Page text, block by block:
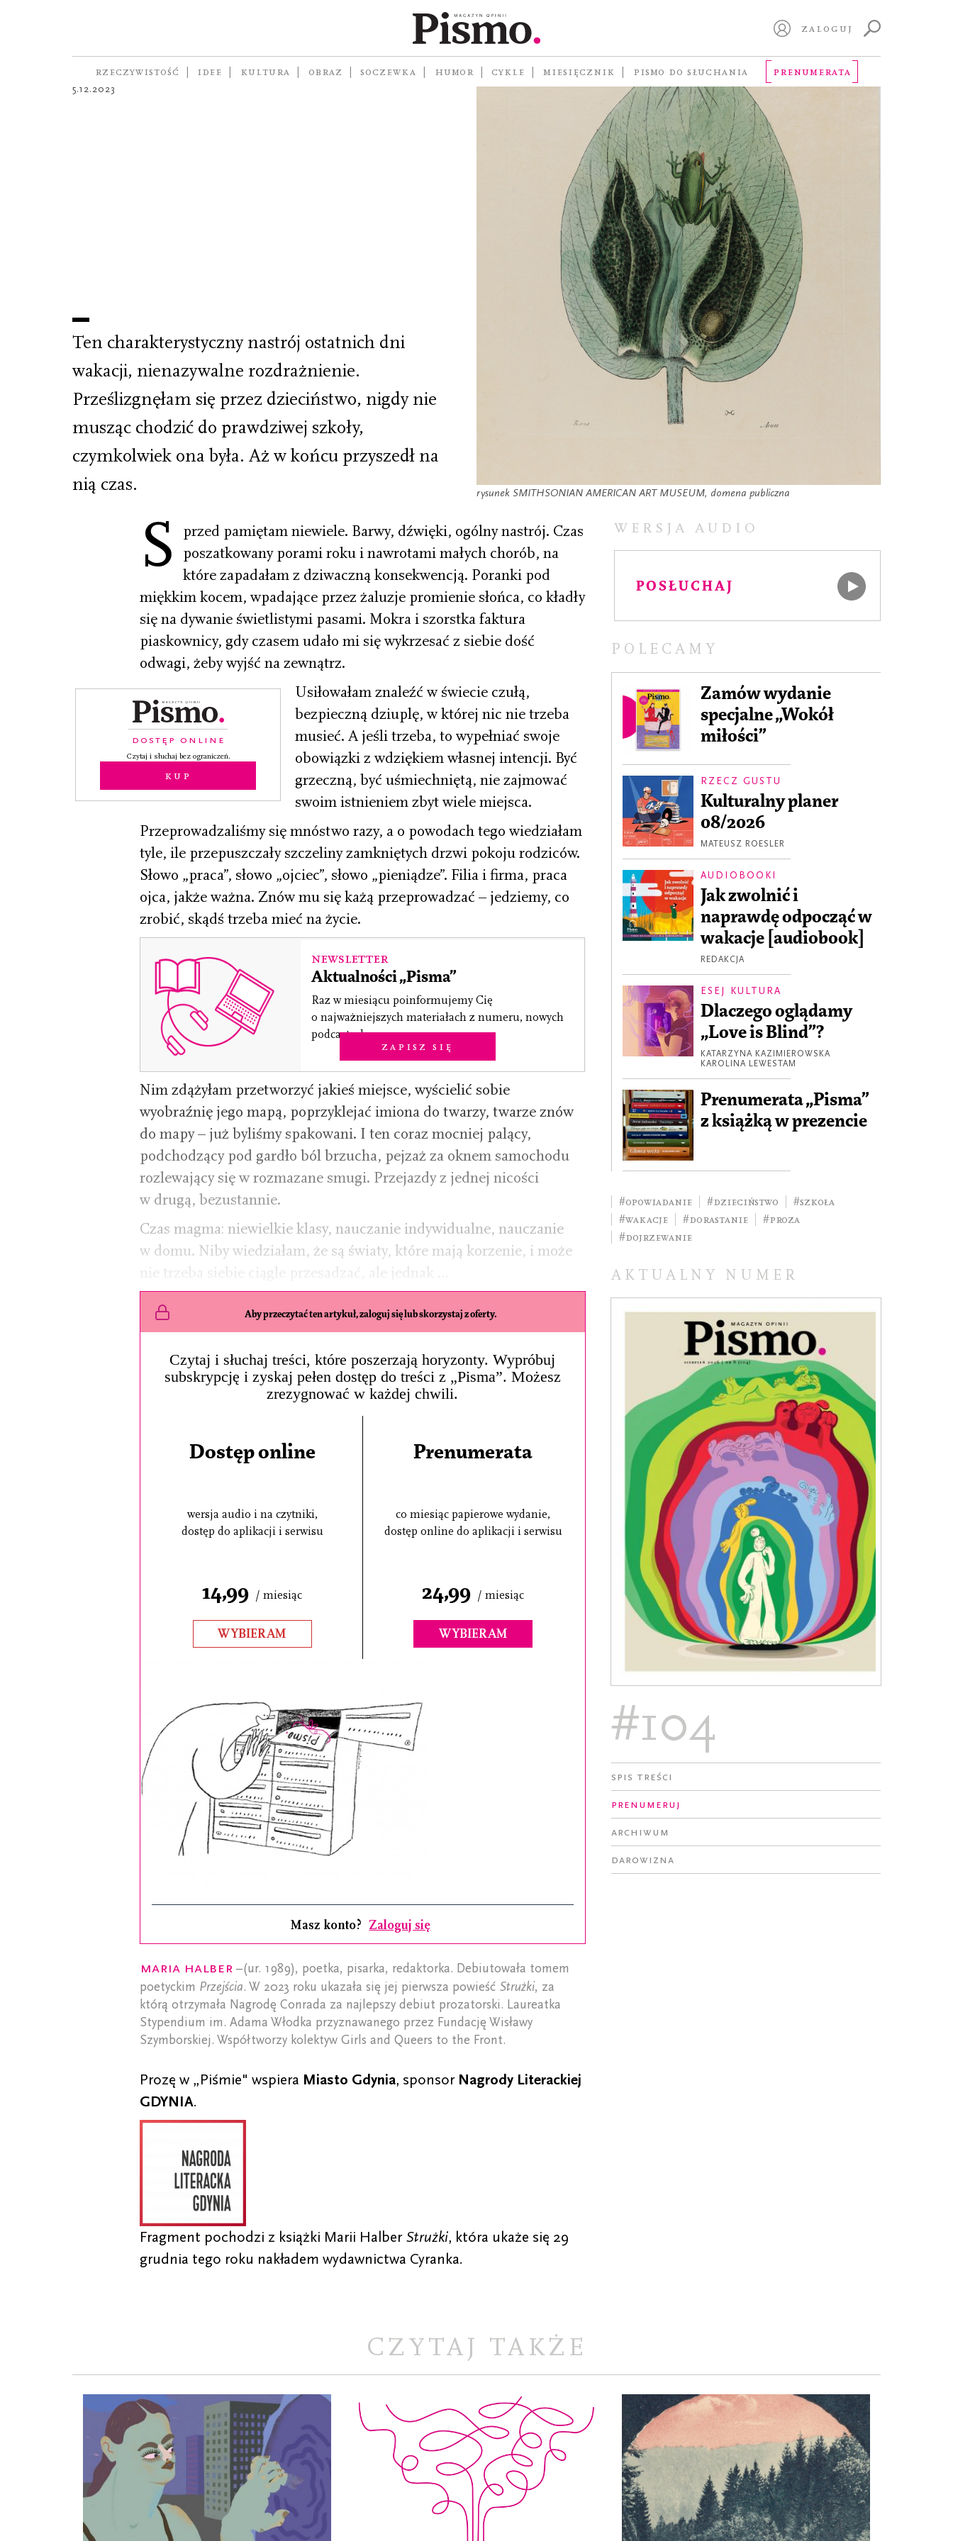
ZALOGUJ
RZECZYWISTOŚĆ IDEE KULTURA OBRAZ SOCZEWKA HUMOR CYKLE MIESIĘCZNIK PISMO DO SŁUCHANIA PRENUMERATA
autorka MARIA HALBER
5.12.2023
Ten charakterystyczny nastrój ostatnich dni
wakacji, nienazywalne rozdrażnienie.
Prześlizgnęłam się przez dzieciństwo, nigdy nie
musząc chodzić do prawdziwej szkoły,
czymkolwiek ona była. Aż w końcu przyszedł na
nią czas.
rysunek SMITHSONIAN AMERICAN ART MUSEUM, domena publiczna
WERSJA AUDIO
POSŁUCHAJ
S
przed pamiętam niewiele. Barwy, dźwięki, ogólny nastrój. Czas
poszatkowany porami roku i nawrotami małych chorób, na
które zapadałam z dziwaczną konsekwencją. Poranki pod
miękkim kocem, wpadające przez żaluzje promienie słońca, co kładły
się na dywanie świetlistymi pasami. Mokra i szorstka faktura
piaskownicy, gdy czasem udało mi się wykrzesać z siebie dość
odwagi, żeby wyjść na zewnątrz.
DOSTĘP ONLINE
Czytaj i słuchaj bez ograniczeń.
Kup
Usiłowałam znaleźć w świecie czułą,
bezpieczną dziuplę, w której nic nie trzeba
musieć. A jeśli trzeba, to wypełniać swoje
obowiązki z wdziękiem własnej intencji. Być
grzeczną, być uśmiechniętą, nie zajmować
swoim istnieniem zbyt wiele miejsca.
Przeprowadzaliśmy się mnóstwo razy, a o powodach tego wiedziałam
tyle, ile przepuszczały szczeliny zamkniętych drzwi pokoju rodziców.
Słowo „praca”, słowo „ojciec”, słowo „pieniądze”. Filia i firma, praca
ojca, jakże ważna. Znów mu się każą przeprowadzać – jedziemy, co
zrobić, skądś trzeba mieć na życie.
Newsletter
Aktualności „Pisma”
Raz w miesiącu poinformujemy Cię
o najważniejszych materiałach z numeru, nowych
podcastach.
Zapisz się
Nim zdążyłam przetworzyć jakieś miejsce, wyścielić sobie
wyobraźnię jego mapą, poprzyklejać imiona do twarzy, twarze znów
do mapy – już byliśmy spakowani. I ten coraz mocniej palący,
podchodzący pod gardło ból brzucha, pejzaż za oknem samochodu
rozlewający się w rozmazane smugi. Przejazdy z jednej nicości
w drugą, bezustannie.
Czas magma: niewielkie klasy, nauczanie indywidual­ne, nauczanie
w domu. Niby wiedziałam, że są światy, które mają korzenie, i może
nie trzeba siebie ciągle przesadzać, ale jednak …
Aby przeczytać ten artykuł, zaloguj się lub skorzystaj z oferty.
Czytaj i słuchaj treści, które poszerzają horyzonty. Wypróbuj
subskrypcję i zyskaj pełen dostęp do treści z „Pisma”. Możesz
zrezygnować w każdej chwili.
Dostęp online
wersja audio i na czytniki,
dostęp do aplikacji i serwisu
14,99 / miesiąc
WYBIERAM
Prenumerata
co miesiąc papierowe wydanie,
dostęp online do aplikacji i serwisu
24,99 / miesiąc
WYBIERAM
Masz konto? Zaloguj się
Maria Halber–(ur. 1989), poetka, pisarka, redaktorka. Debiutowała tomem
poetyckim Przejścia. W 2023 roku ukazała się jej pierwsza powieść Strużki, za
którą otrzymała Nagrodę Conrada za najlepszy debiut prozatorski. Laureatka
Stypendium im. Adama Włodka przyznawanego przez Fundację Wisławy
Szymborskiej. Współtworzy kolektyw Girls and Queers to the Front.
Prozę w „Piśmie" wspiera Miasto Gdynia, sponsor Nagrody Literackiej
GDYNIA.
Fragment pochodzi z książki Marii Halber Strużki, która ukaże się 29
grudnia tego roku nakładem wydawnictwa Cyranka.
POLECAMY
Zamów wydanie
specjalne „Wokół
miłości”
RZECZ GUSTU
Kulturalny planer
08/2026
MATEUSZ ROESLER
AUDIOBOOKI
Jak zwolnić i
naprawdę odpocząć w
wakacje [audiobook]
REDAKCJA
ESEJ KULTURA
Dlaczego oglądamy
„Love is Blind”?
KATARZYNA KAZIMIEROWSKA
KAROLINA LEWESTAM
Prenumerata „Pisma”
z książką w prezencie
#opowiadanie #dzieciństwo
#szkoła
#wakacje
#dorastanie
#Proza
#dojrzewanie
AKTUALNY NUMER
#104
Spis treści
Prenumeruj
Archiwum
Darowizna
CZYTAJ TAKŻE